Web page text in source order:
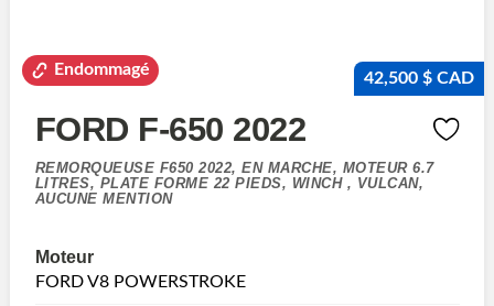
Endommagé 42,500 $ CAD
FORD F-650 2022
REMORQUEUSE F650 2022, EN MARCHE, MOTEUR 6.7
LITRES, PLATE FORME 22 PIEDS, WINCH , VULCAN,
AUCUNE MENTION
Moteur
FORD V8 POWERSTROKE